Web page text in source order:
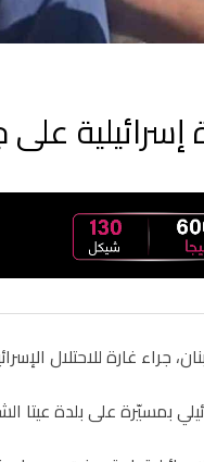
على
جراء غارة للاحتلال
بمسيّرة على بلدة